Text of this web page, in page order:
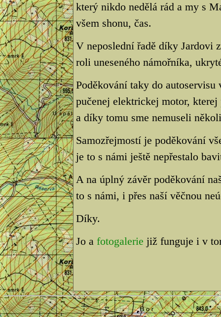
který nikdo nedělá rád a my s
všem shonu, čas.
V neposlední řadě díky Jardovi
roli uneseného námořníka,
Poděkování taky do
pučenej elektrickej motor,
a díky tomu sme nemuseli
Samozřejmostí je poděkování
je to s námi ještě nepřestalo
A na úplný závěr poděkování
to s námi, i přes naší věčnou
Díky.
Jo a fotogalerie již funguje i v